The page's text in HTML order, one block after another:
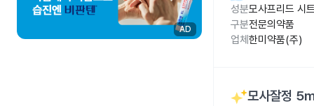
AD
성분모사프리드 시
구분전문의약품
업체 한미약품(주)
모사잘정